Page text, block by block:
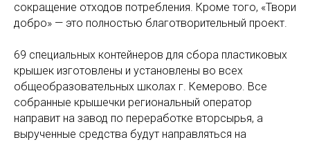
сокращение отходов потребления. Кроме того, «Твори
добро» — это полностью благотворительный проект.
69 специальных контейнеров для сбора пластиковых
крышек изготовлены и установлены во всех
общеобразовательных школах г. Кемерово. Все
собранные крышечки региональный оператор
направит на завод по переработке вторсырья, а
вырученные средства будут направляться на